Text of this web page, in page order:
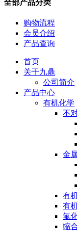
全部产品分类
购物流程
会员介绍
产品查询
首页
关于九鼎
公司简介
产品中心
有机化学
不
金
有
有
氟
缩